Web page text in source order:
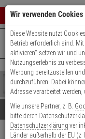
0
Shop
durchsuchen
Bitte
geben
Sie
mindestens
Es
wurde
noch
Kategorien
Suche
+49 (0)821 899 493-0
Details
Wir verwenden Cookies
Diese Website nutzt
Betrieb erforderlich sind.
aktivieren“ setzen wir und
Nutzungserlebnis zu
Werbung bereitzustellen
durchzuführen. Dabei
Adresse verarbeitet
Wie unsere Partner, z. B.
bitte deren
Datenschutzerklärung
Länder außerhalb der EU